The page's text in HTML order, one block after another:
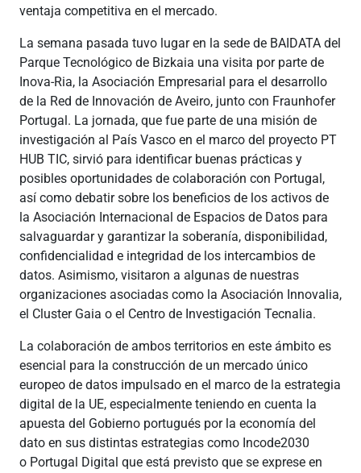
ventaja competitiva en el mercado.
La semana pasada tuvo lugar en la sede de BAIDATA del
Parque Tecnológico de Bizkaia una visita por parte de
Inova-Ria, la Asociación Empresarial para el desarrollo
de la Red de Innovación de Aveiro, junto con Fraunhofer
Portugal. La jornada, que fue parte de una misión de
investigación al País Vasco en el marco del proyecto PT
HUB TIC, sirvió para identificar buenas prácticas y
posibles oportunidades de colaboración con Portugal,
así como debatir sobre los beneficios de los activos de
la Asociación Internacional de Espacios de Datos para
salvaguardar y garantizar la soberanía, disponibilidad,
confidencialidad e integridad de los intercambios de
datos. Asimismo, visitaron a algunas de nuestras
organizaciones asociadas como la Asociación Innovalia,
el Cluster Gaia o el Centro de Investigación Tecnalia.
La colaboración de ambos territorios en este ámbito es
esencial para la construcción de un mercado único
europeo de datos impulsado en el marco de la estrategia
digital de la UE, especialmente teniendo en cuenta la
apuesta del Gobierno portugués por la economía del
dato en sus distintas estrategias como Incode2030
o Portugal Digital que está previsto que se exprese en